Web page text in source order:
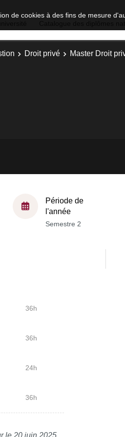
de cookies à des fins de mesure
Droit privé
Master Droit
Période de
l'année
Semestre 2
36h
36h
24h
36h
le 20 juin 2025